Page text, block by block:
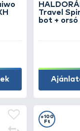
Travel
bot +
+100
Ft